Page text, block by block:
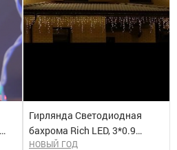
Гирлянда Светодиодная
бахрома Rich LED, 3*0.9
м,влагозащитный колпачок,
НОВЫЙ ГОД